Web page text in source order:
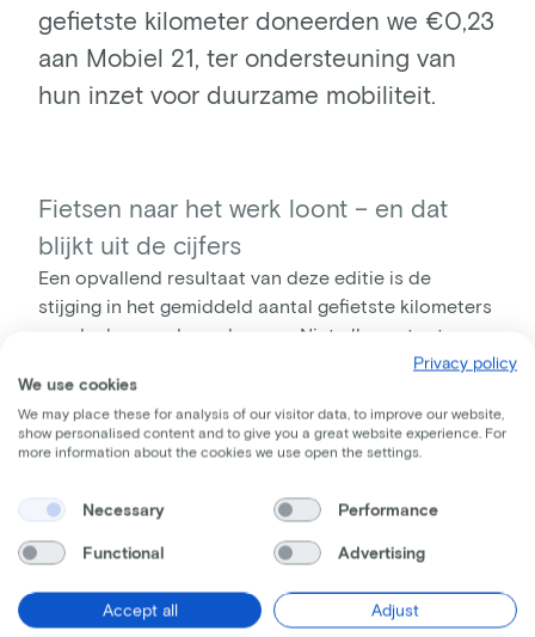
gefietste kilometer doneerden we €0,23
aan Mobiel 21, ter ondersteuning van
hun inzet voor duurzame mobiliteit.
Fietsen naar het werk loont – en dat
blijkt uit de cijfers
Een opvallend resultaat van deze editie is de
stijging in het gemiddeld aantal gefietste kilometers
per deelnemende werknemer. Niet alleen stapten
meer
kilometersaf. Dat wijst op een groeiende bereidheid
om de fiets als volwaardig vervoersmiddel te
gebruiken, ook op regelmatige basis voor het woon-
We zijn dan ook enorm tevreden met de resultaten
van onze campagne, die toont dat ons initiatief
mensen in beweging brengt – zowel letterlijk als in
hun dagelijkse keuzes. Steeds meer werknemers
ontdekken de voordelen van fietsen naar het werk:
Privacy policy
We use cookies
We may place these for analysis of our visitor data, to improve our website,
show personalised content and to give you a great website experience. For
more information about the cookies we use open the settings.
Necessary Performance
Functional Advertising
Accept all Adjust